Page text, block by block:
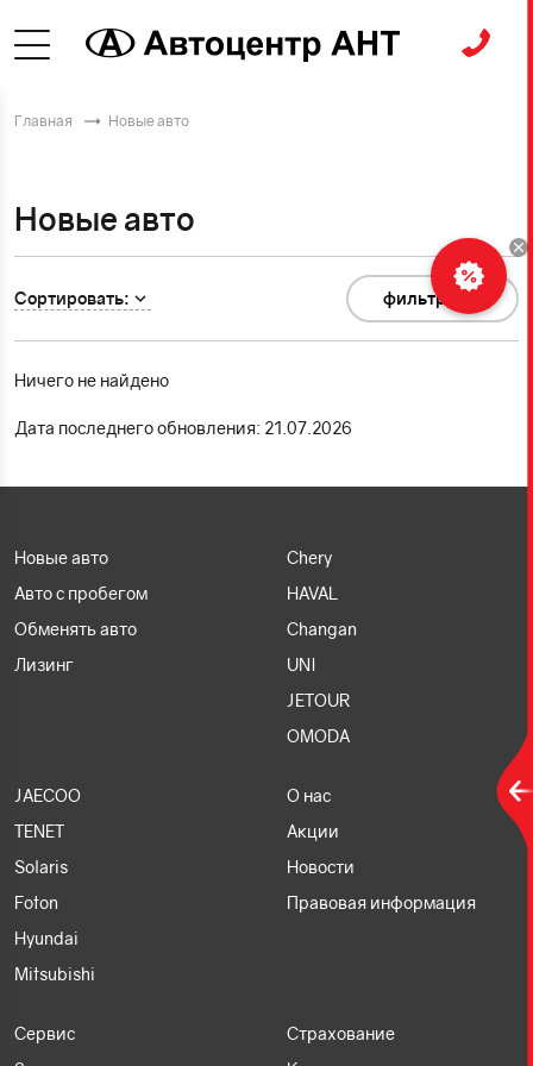
Главная Новые авто
Новые авто
Сортировать: фильтр 0
Ничего не найдено
Дата последнего обновления: 21.07.2026
Новые авто
Авто с пробегом
Обменять авто
Лизинг
Chery
HAVAL
Changan
UNI
JETOUR
OMODA
JAECOO
TENET
Solaris
Foton
Hyundai
Mitsubishi
О нас
Акции
Новости
Правовая информация
Сервис
Страхование